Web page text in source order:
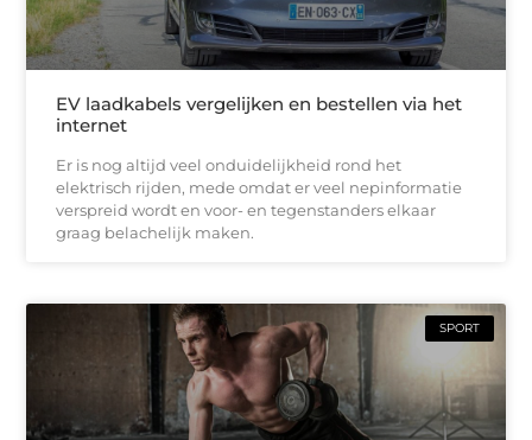
EV laadkabels vergelijken en bestellen via het
internet
Er is nog altijd veel onduidelijkheid rond het
elektrisch rijden, mede omdat er veel nepinformatie
verspreid wordt en voor- en tegenstanders elkaar
graag belachelijk maken.
SPORT